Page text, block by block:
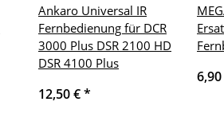
Ankaro Universal IR
Fernbedienung für DCR
3000 Plus DSR 2100 HD
DSR 4100 Plus
12,50 €*